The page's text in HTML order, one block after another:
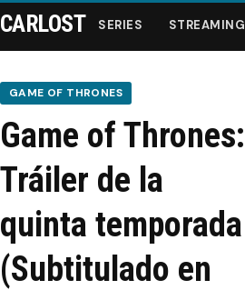
Series
Streaming
Recomendaciones
CARLOST SERIES STREAMING
GAME OF THRONES
Game of Thrones:
Tráiler de la
quinta temporada
(Subtitulado en